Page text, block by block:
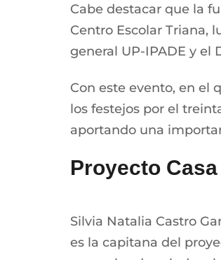
Cabe destacar que la
Centro Escolar Triana,
general UP-IPADE y el
Con este evento, en el
los festejos por el
aportando una
Proyecto
Silvia Natalia Castro
es la capitana del